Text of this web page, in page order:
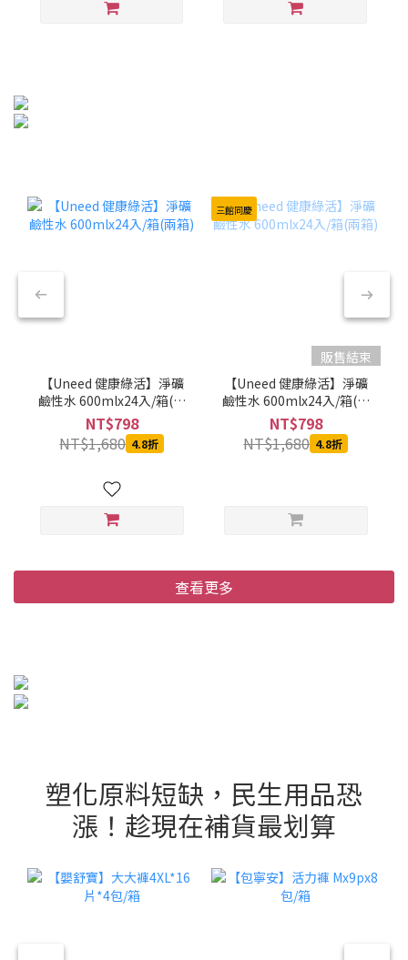
【Uneed 健康綠活】淨礦
鹼性水 600mlx24入/箱(兩
箱)
NT$798
NT$1,680 4.8折
三館同慶
販售結束
【Uneed 健康綠活】淨礦
鹼性水 600mlx24入/箱(兩
箱)
NT$798
NT$1,680 4.8折
查看更多
塑化原料短缺，民生用品恐
漲！趁現在補貨最划算